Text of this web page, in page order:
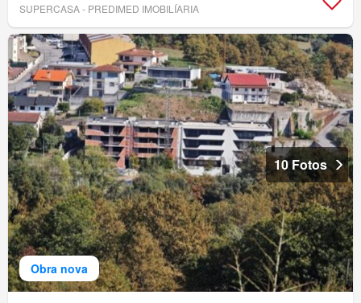
SUPERCASA - PREDIMED IMOBILÍARIA
Obra nova
10 Fotos